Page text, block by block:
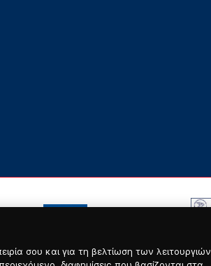
σου και για τη βελτίωση των λειτουργιών